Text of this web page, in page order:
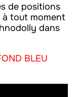
de positions
tout moment
dans
BLEU